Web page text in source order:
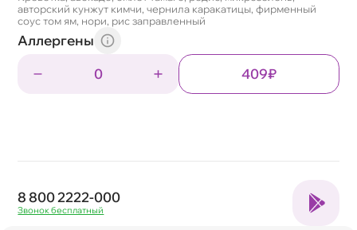
авторский кунжут кимчи, чернила каракатицы, фирменный
соус том ям, нори, рис заправленный
Аллергены
0
409₽
8 800 2222-000
Звонок бесплатный